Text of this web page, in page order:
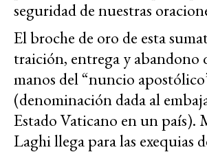
seguridad de nuestras
El broche de oro de esta
traición, entrega y abandono
manos del “nuncio
(denominación dada al
Estado Vaticano en un país).
Laghi llega para las exequias